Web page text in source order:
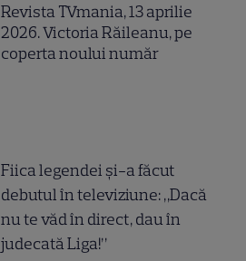
Revista TVmania, 13 aprilie
2026. Victoria Răileanu, pe
coperta noului număr
Fiica legendei și-a făcut
debutul în televiziune: „Dacă
nu te văd în direct, dau în
judecată Liga!”